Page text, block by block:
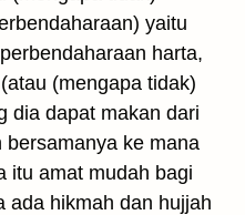
yaitu
harta,
(mengapa tidak)
dia dapat makan dari
bersamanya ke mana
itu amat mudah bagi
ada hikmah dan hujjah